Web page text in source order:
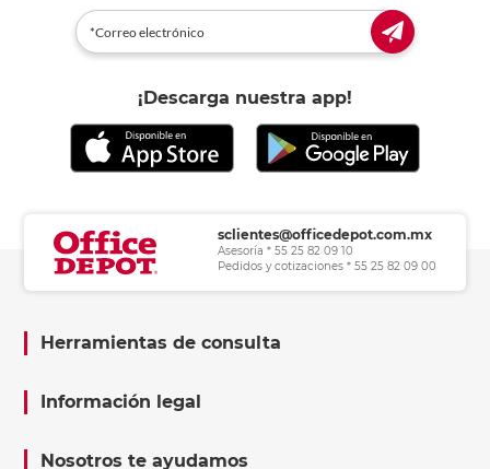
¡Descarga nuestra app!
sclientes@officedepot.com.mx
Asesoría * 55 25 82 09 10
Pedidos y cotizaciones * 55 25 82 09 00
Herramientas de consulta
Información legal
Nosotros te ayudamos